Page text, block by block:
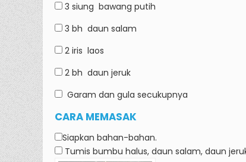
3 siung bawang putih
3 bh daun salam
2 iris laos
2 bh daun jeruk
Garam dan gula secukupnya
CARA MEMASAK
Siapkan bahan-bahan.
Tumis bumbu halus, daun salam, daun